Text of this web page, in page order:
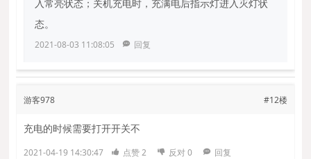
入常亮状态；关机充电时，充满电后指示灯进入灭灯状
态。
2021-08-03 11:08:05 回复
游客978 #12楼
充电的时候需要打开开关不
2021-04-19 14:30:47 点赞2 反对0 回复